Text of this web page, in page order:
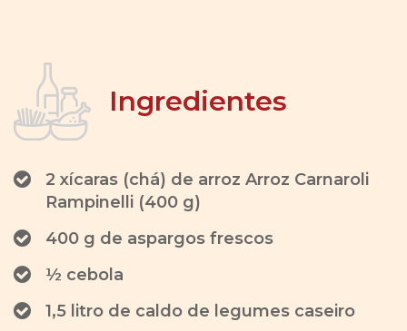
Ingredientes
2 xícaras (chá) de arroz Arroz Carnaroli
Rampinelli (400 g)
400 g de aspargos frescos
½ cebola
1,5 litro de caldo de legumes caseiro